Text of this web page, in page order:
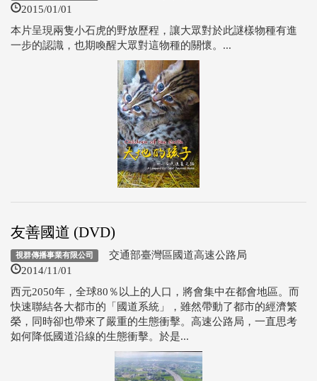
2015/01/01
本片呈現兩隻小石虎的野放歷程，讓大眾對於此謎樣物種有進
一步的認識，也期喚醒大眾對這物種的關懷。...
友善國道 (DVD)
視群傳播事業有限公司 交通部臺灣區國道高速公路局
2014/11/01
西元2050年，全球80％以上的人口，將會集中在都會地區。而
快速聯結各大都市的「國道系統」，雖然帶動了都市的經濟繁
榮，同時卻也帶來了嚴重的生態衝擊。高速公路局，一直思考
如何降低國道沿線的生態衝擊。於是...